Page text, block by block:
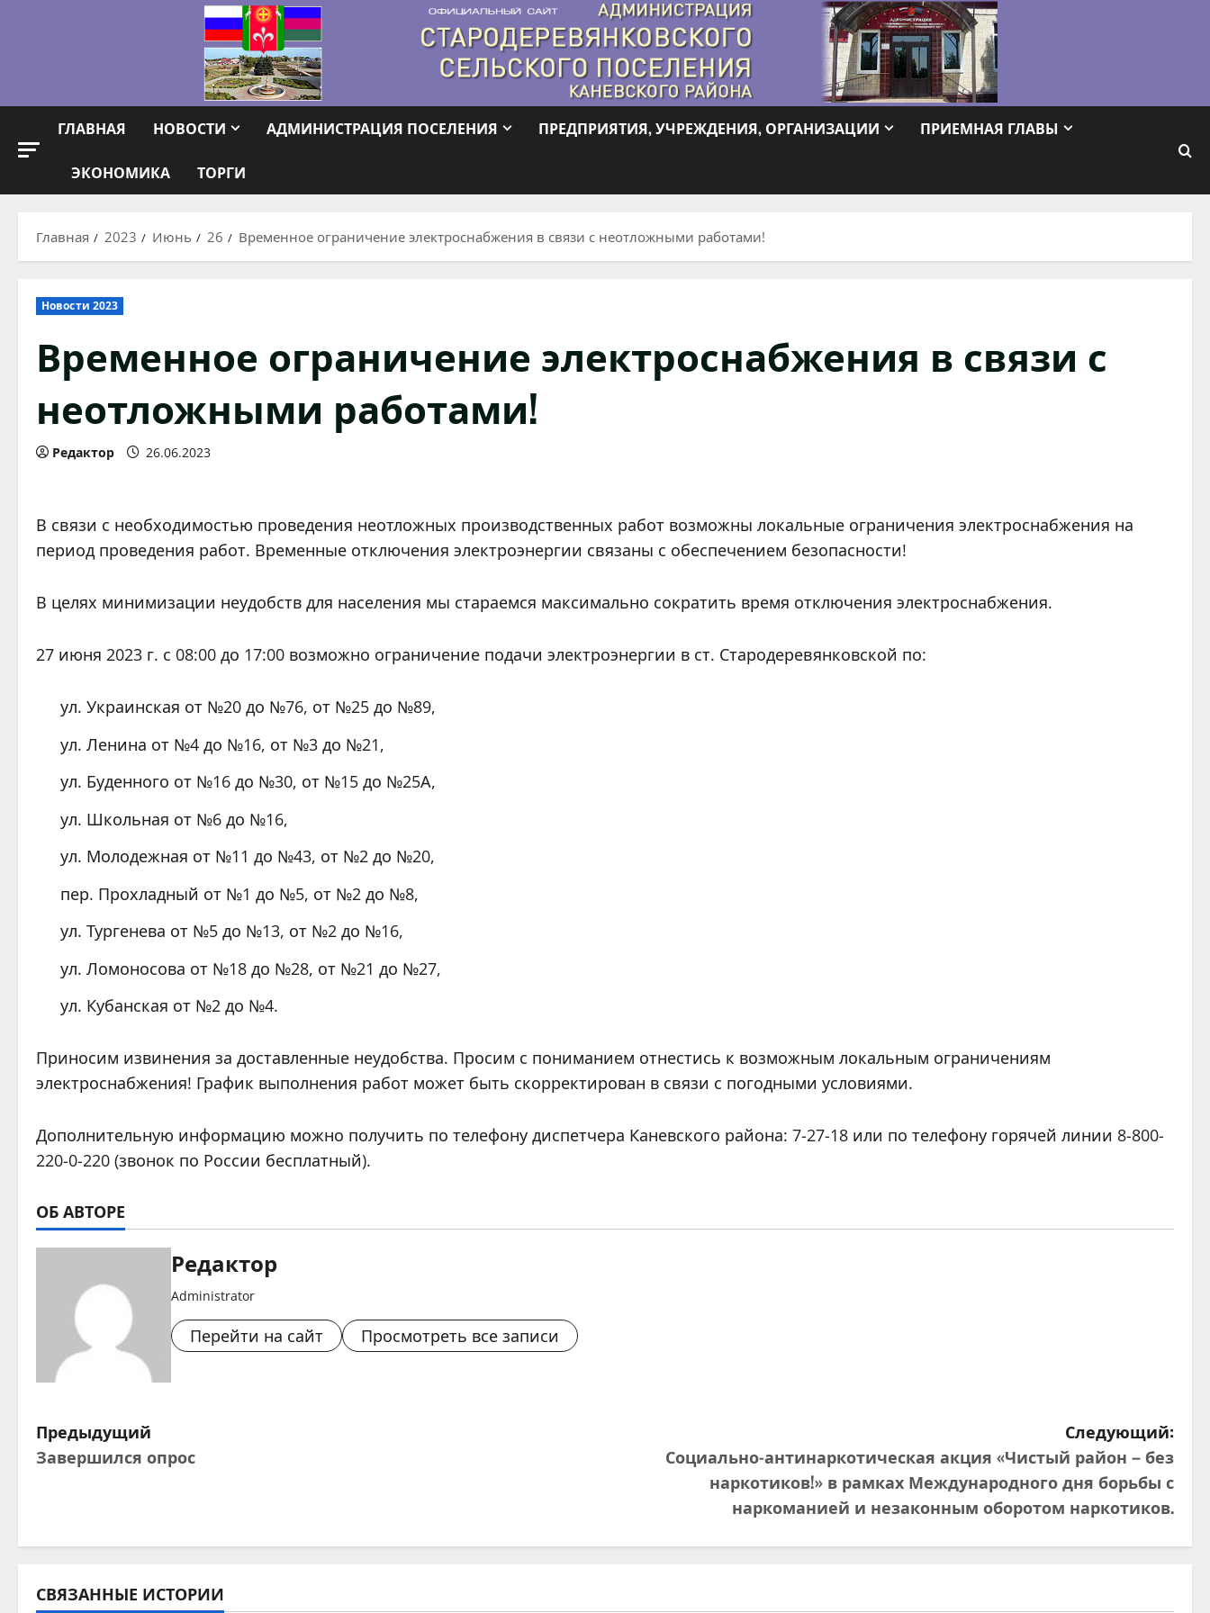
ГЛАВНАЯ НОВОСТИ АДМИНИСТРАЦИЯ ПОСЕЛЕНИЯ ПРЕДПРИЯТИЯ, УЧРЕЖДЕНИЯ, ОРГАНИЗАЦИИ ПРИЕМНАЯ ГЛАВЫ
ЭКОНОМИКА ТОРГИ
Главная 2023 Июнь 26 Временное ограничение электроснабжения в связи с неотложными работами!
Новости 2023
Временное ограничение электроснабжения в связи с
неотложными работами!
Редактор 26.06.2023
В связи с необходимостью проведения неотложных производственных работ возможны локальные ограничения электроснабжения на
период проведения работ. Временные отключения электроэнергии связаны с обеспечением безопасности!
В целях минимизации неудобств для населения мы стараемся максимально сократить время отключения электроснабжения.
27 июня 2023 г. с 08:00 до 17:00 возможно ограничение подачи электроэнергии в ст. Стародеревянковской по:
ул. Украинская от №20 до №76, от №25 до №89,
ул. Ленина от №4 до №16, от №3 до №21,
ул. Буденного от №16 до №30, от №15 до №25А,
ул. Школьная от №6 до №16,
ул. Молодежная от №11 до №43, от №2 до №20,
пер. Прохладный от №1 до №5, от №2 до №8,
ул. Тургенева от №5 до №13, от №2 до №16,
ул. Ломоносова от №18 до №28, от №21 до №27,
ул. Кубанская от №2 до №4.
Приносим извинения за доставленные неудобства. Просим с пониманием отнестись к возможным локальным ограничениям
электроснабжения! График выполнения работ может быть скорректирован в связи с погодными условиями.
Дополнительную информацию можно получить по телефону диспетчера Каневского района: 7-27-18 или по телефону горячей линии 8-800-
220-0-220 (звонок по России бесплатный).
ОБ АВТОРЕ
Редактор
Administrator
Перейти на сайт Просмотреть все записи
Н
а
и
г
Предыдущий
Завершился опрос
Следующий:
Социально-антинаркотическая акция «Чистый район – без
наркотиков!» в рамках Международного дня борьбы с
наркоманией и незаконным оборотом наркотиков.
СВЯЗАННЫЕ ИСТОРИИ